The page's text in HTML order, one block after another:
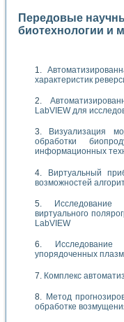
Передовые
биотехнологии и
характеристик
LabVIEW для
Визуализация
обработки
информационных
Виртуальный
возможностей
Исследование
виртуального
LabVIEW
упорядоченных
Комплекс
Метод
обработке